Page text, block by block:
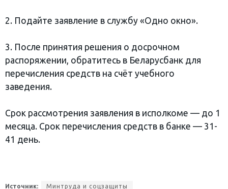
2. Подайте заявление в службу «Одно окно».
3. После принятия решения о досрочном
распоряжении, обратитесь в Беларусбанк для
перечисления средств на счёт учебного
заведения.
Срок рассмотрения заявления в исполкоме — до 1
месяца. Срок перечисления средств в банке — 31-
41 день.
Источник: Минтруда и соцзащиты